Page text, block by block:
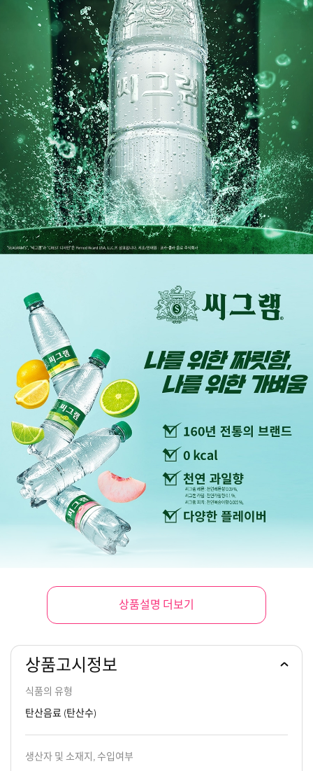
상품설명 더보기
상품고시정보
식품의 유형
탄산음료 (탄산수)
생산자 및 소재지, 수입여부